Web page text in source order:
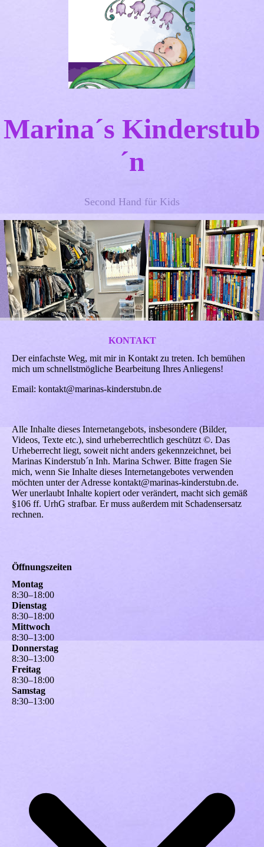
Marina´s Kinderstub
´n
Second Hand für Kids
KONTAKT
Der einfachste Weg, mit mir in Kontakt zu treten. Ich bemühen
mich um schnellstmögliche Bearbeitung Ihres Anliegens!
Email: kontakt@marinas-kinderstubn.de
Alle Inhalte dieses Internetangebots, insbesondere (Bilder,
Videos, Texte etc.), sind urheberrechtlich geschützt ©. Das
Urheberrecht liegt, soweit nicht anders gekennzeichnet, bei
Marinas Kinderstub´n Inh. Marina Schwer. Bitte fragen Sie
mich, wenn Sie Inhalte dieses Internetangebotes verwenden
möchten unter der Adresse kontakt@marinas-kinderstubn.de.
Wer unerlaubt Inhalte kopiert oder verändert, macht sich gemäß
§106 ff. UrhG strafbar. Er muss außerdem mit Schadensersatz
rechnen.
Öffnungszeiten
Montag
8:30–18:00
Dienstag
8:30–18:00
Mittwoch
8:30–13:00
Donnerstag
8:30–13:00
Freitag
8:30–18:00
Samstag
8:30–13:00